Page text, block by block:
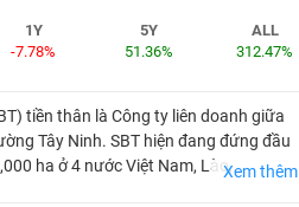
1Y
-7.78%
5Y
51.36%
ALL
312.47%
tiền thân là Công ty liên doanh giữa
Tây Ninh. SBT hiện đang đứng đầu
ha ở 4 nước Việt Nam, Lào,Xem thêm